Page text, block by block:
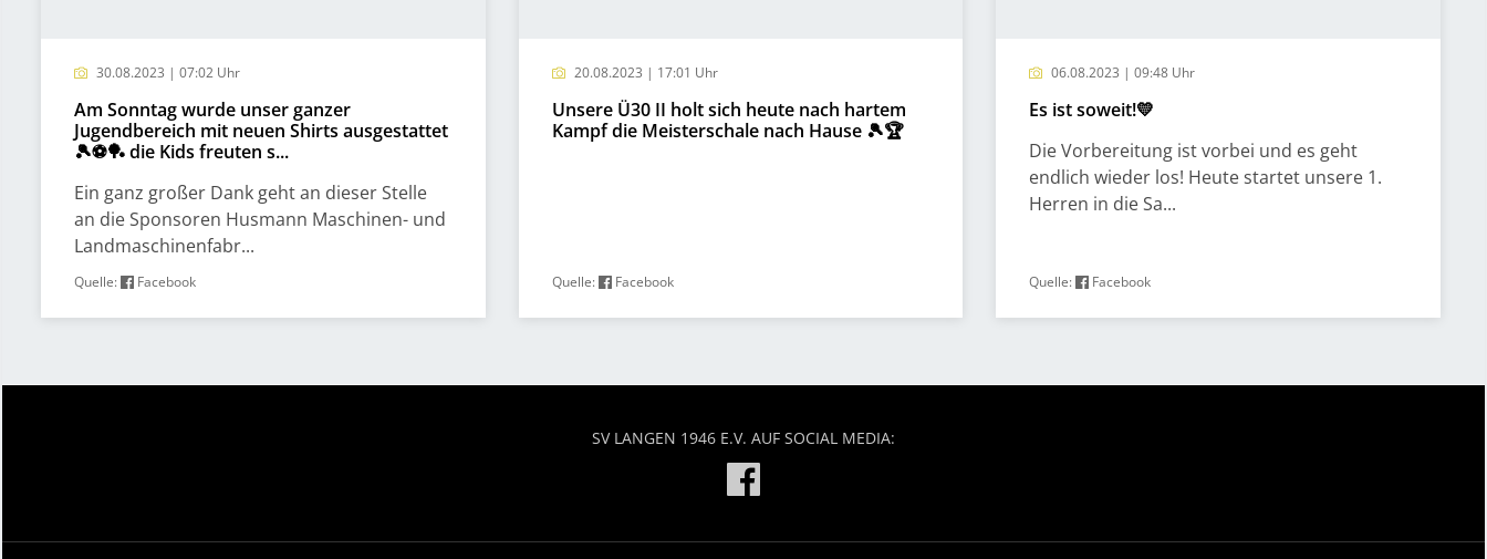
30.08.2023 | 07:02 Uhr
Am Sonntag wurde unser ganzer
Jugendbereich mit neuen Shirts ausgestattet
🎾⚽️🏓 die Kids freuten s...
Ein ganz großer Dank geht an dieser Stelle
an die Sponsoren Husmann Maschinen- und
Landmaschinenfabr...
Quelle: Facebook
20.08.2023 | 17:01 Uhr
Unsere Ü30 II holt sich heute nach hartem
Kampf die Meisterschale nach Hause 🎾🏆
Quelle: Facebook
06.08.2023 | 09:48 Uhr
Es ist soweit!💛
Die Vorbereitung ist vorbei und es geht
endlich wieder los! Heute startet unsere 1.
Herren in die Sa...
Quelle: Facebook
SV LANGEN 1946 E.V. AUF SOCIAL MEDIA: